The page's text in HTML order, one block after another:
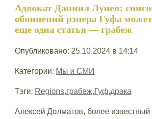
Адвокат Даниил Лунев:
обвинений рэпера Гуфа
еще одна статья — грабеж
Опубликовано: 25.10.2024 в 14:14
Категории: Мы и СМИ
Тэги: Regions,грабеж,Гуф,драка
Алексей Долматов, более известный